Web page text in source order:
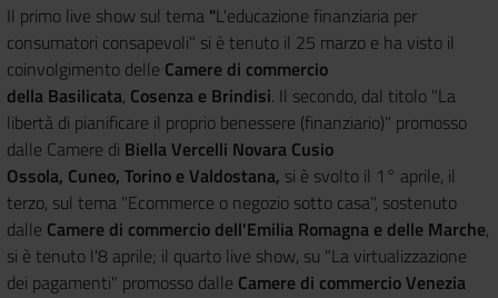
Il primo live show sul tema "L'educazione finanziaria per
consumatori consapevoli" si è tenuto il 25 marzo e ha visto il
coinvolgimento delle Camere di commercio
della Basilicata, Cosenza e Brindisi. Il secondo, dal titolo "La
libertà di pianificare il proprio benessere (finanziario)" promosso
dalle Camere di Biella Vercelli Novara Cusio
Ossola, Cuneo, Torino e Valdostana, si è svolto il 1° aprile, il
terzo, sul tema "Ecommerce o negozio sotto casa", sostenuto
dalle Camere di commercio dell'Emilia Romagna e delle Marche,
si è tenuto l'8 aprile; il quarto live show, su "La virtualizzazione
dei pagamenti" promosso dalle Camere di commercio Venezia